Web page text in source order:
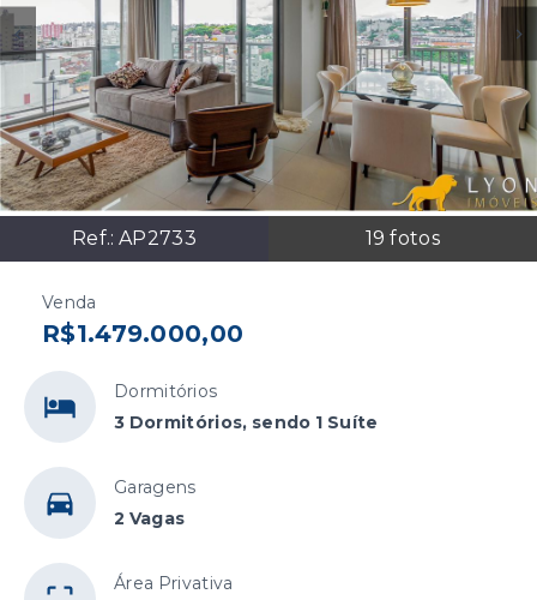
Ref.:AP2733 19 fotos
Venda
R$1.479.000,00
Dormitórios
3 Dormitórios, sendo 1 Suíte
Garagens
2 Vagas
Área Privativa